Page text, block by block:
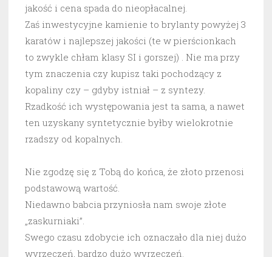
jakość i cena spada do nieopłacalnej.
Zaś inwestycyjne kamienie to brylanty powyżej 3
karatów i najlepszej jakości (te w pierścionkach
to zwykle chłam klasy SI i gorszej) . Nie ma przy
tym znaczenia czy kupisz taki pochodzący z
kopaliny czy – gdyby istniał – z syntezy.
Rzadkość ich występowania jest ta sama, a nawet
ten uzyskany syntetycznie byłby wielokrotnie
rzadszy od kopalnych.
Nie zgodzę się z Tobą do końca, że złoto przenosi
podstawową wartość.
Niedawno babcia przyniosła nam swoje złote
„zaskurniaki”.
Swego czasu zdobycie ich oznaczało dla niej dużo
wyrzeczeń, bardzo dużo wyrzeczeń.